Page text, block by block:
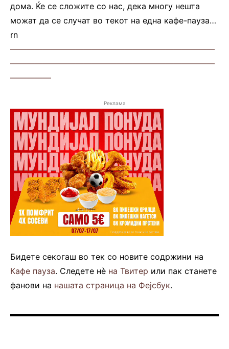
дома. Ќе се сложите со нас, дека многу нешта
можат да се случат во текот на една кафе-пауза…
rn
—————————————————————————
—————————————————————————
—————
Реклама
Бидете секогаш во тек со новите содржини на
Кафе пауза. Следете нè на Твитер или пак станете
фанови на нашата страница на Фејсбук.